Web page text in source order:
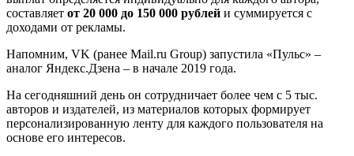
составляет от 20 000 до 150 000 рублей и суммируется с
доходами от рекламы.
Напомним, VK (ранее Mail.ru Group) запустила «Пульс» –
аналог Яндекс.Дзена – в начале 2019 года.
На сегодняшний день он сотрудничает более чем с 5 тыс.
авторов и издателей, из материалов которых формирует
персонализированную ленту для каждого пользователя на
основе его интересов.